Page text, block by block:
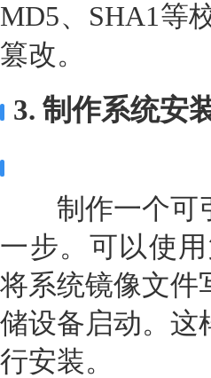
MD5、SHA1等
篡改。
3. 制作系统安
制作一个可引
一步。可以使
将系统镜像文件
储设备启动。这
行安装。